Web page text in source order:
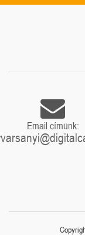
Email címünk: